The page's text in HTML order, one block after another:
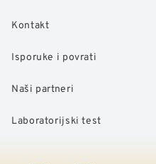
Kontakt
Isporuke i povrati
Naši partneri
Laboratorijski test